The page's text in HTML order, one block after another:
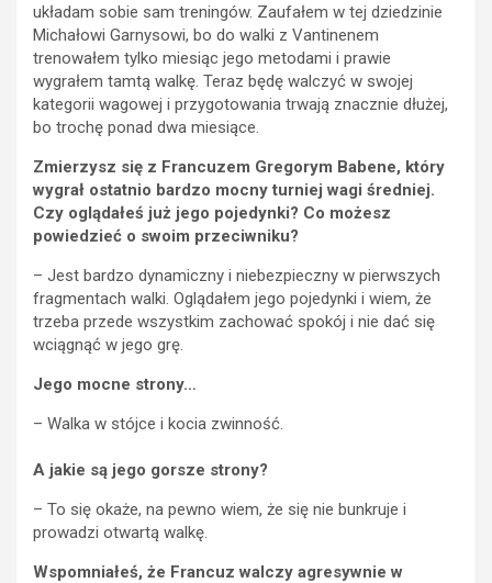
układam sobie sam treningów. Zaufałem w tej dziedzinie
Michałowi Garnysowi, bo do walki z Vantinenem
trenowałem tylko miesiąc jego metodami i prawie
wygrałem tamtą walkę. Teraz będę walczyć w swojej
kategorii wagowej i przygotowania trwają znacznie dłużej,
bo trochę ponad dwa miesiące.
Zmierzysz się z Francuzem Gregorym Babene, który
wygrał ostatnio bardzo mocny turniej wagi średniej.
Czy oglądałeś już jego pojedynki? Co możesz
powiedzieć o swoim przeciwniku?
– Jest bardzo dynamiczny i niebezpieczny w pierwszych
fragmentach walki. Oglądałem jego pojedynki i wiem, że
trzeba przede wszystkim zachować spokój i nie dać się
wciągnąć w jego grę.
Jego mocne strony…
– Walka w stójce i kocia zwinność.
A jakie są jego gorsze strony?
– To się okaże, na pewno wiem, że się nie bunkruje i
prowadzi otwartą walkę.
Wspomniałeś, że Francuz walczy agresywnie w